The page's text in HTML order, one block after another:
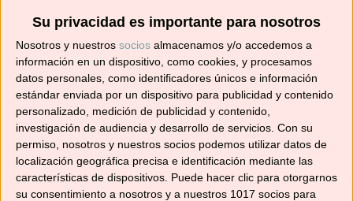
Su privacidad es importante para nosotros
Nosotros y nuestros socios almacenamos y/o accedemos a
información en un dispositivo, como cookies, y procesamos
datos personales, como identificadores únicos e información
estándar enviada por un dispositivo para publicidad y contenido
personalizado, medición de publicidad y contenido,
investigación de audiencia y desarrollo de servicios. Con su
permiso, nosotros y nuestros socios podemos utilizar datos de
localización geográfica precisa e identificación mediante las
características de dispositivos. Puede hacer clic para otorgarnos
su consentimiento a nosotros y a nuestros 1017 socios para
Suscríbete ahora para recibir todas las recetas
en tu correo.
¡No te pierdas ninguna! 👩‍🍳👨‍🍳
Dirección
de
correo
electrónico
Suscribir